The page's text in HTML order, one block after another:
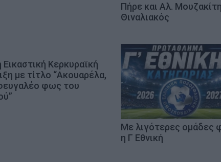
Πήρε και Αλ.
Θιναλιακός
Εικαστική Κερκυραϊκή
με τίτλο “Ακουαρέλα,
φως του
Με λιγότερες ομάδες
η Γ Εθνική